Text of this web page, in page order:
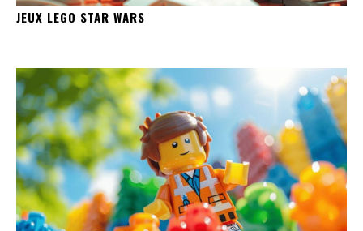
JEUX LEGO STAR WARS